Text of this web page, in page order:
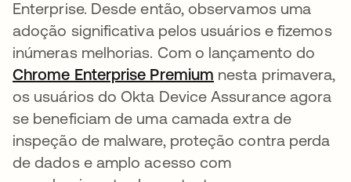
Enterprise. Desde então, observamos uma
adoção significativa pelos usuários e fizemos
inúmeras melhorias. Com o lançamento do
Chrome Enterprise Premium abre em uma nova
nesta primavera,
os usuários do Okta Device Assurance agora
se beneficiam de uma camada extra de
inspeção de malware, proteção contra perda
de dados e amplo acesso com